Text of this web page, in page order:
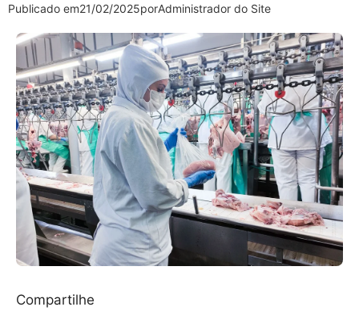
Publicado em21/02/2025porAdministrador do Site
Compartilhe